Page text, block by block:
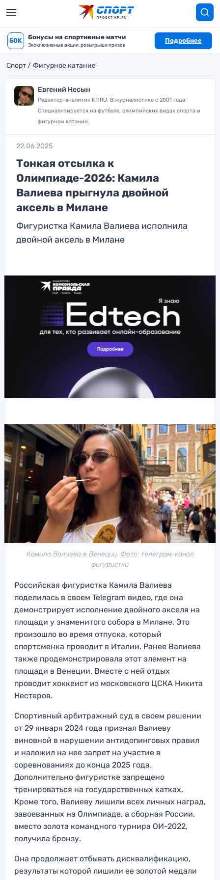
50K Бонусы на спортивные матчи
Эксклюзивные акции, розыгрыши призов
Подробнее
Спорт Фигурное катание
Евгений Несын
Редактор-аналитик KP.RU. В журналистике с 2001 года.
Специализируется на футболе, олимпийских видах спорта и
фигурном катании.
22.06.2025
Тонкая отсылка к
Олимпиаде-2026: Камила
Валиева прыгнула двойной
аксель в Милане
Фигуристка Камила Валиева исполнила
двойной аксель в Милане
Камила Валиева в Венеции. Фото: телеграм-канал
фигуристки
Российская фигуристка Камила Валиева
поделилась в своем Telegram видео, где она
демонстрирует исполнение двойного акселя на
площади у знаменитого собора в Милане. Это
произошло во время отпуска, который
спортсменка проводит в Италии. Ранее Валиева
также продемонстрировала этот элемент на
площади в Венеции. Вместе с ней отдых
проводит хоккеист из московского ЦСКА Никита
Нестеров.
Спортивный арбитражный суд в своем решении
от 29 января 2024 года признал Валиеву
виновной в нарушении антидопинговых правил
и наложил на нее запрет на участие в
соревнованиях до конца 2025 года.
Дополнительно фигуристке запрещено
тренироваться на государственных катках.
Кроме того, Валиеву лишили всех личных наград,
завоеванных на Олимпиаде, а сборная России,
вместо золота командного турнира ОИ-2022,
получила бронзу.
Она продолжает отбывать дисквалификацию,
результаты которой лишили ее золотой медали